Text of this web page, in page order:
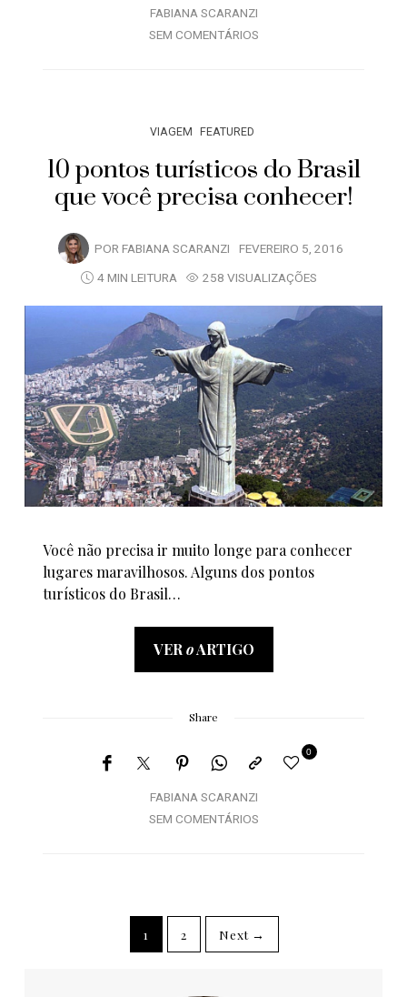
FABIANA SCARANZI
SEM COMENTÁRIOS
VIAGEM FEATURED
10 pontos turísticos do Brasil
que você precisa conhecer!
POR FABIANA SCARANZI FEVEREIRO 5, 2016
4 MIN LEITURA
258 VISUALIZAÇÕES
Você não precisa ir muito longe para conhecer
lugares maravilhosos. Alguns dos pontos
turísticos do Brasil…
VERoARTIGO
Share
FABIANA SCARANZI
0
SEM COMENTÁRIOS
1 2 Next →